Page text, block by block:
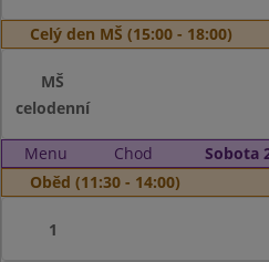
Celý den MŠ (15:00 - 18:00)
MŠ
celodenní
Menu Chod
Sobota
Oběd (11:30 - 14:00)
1